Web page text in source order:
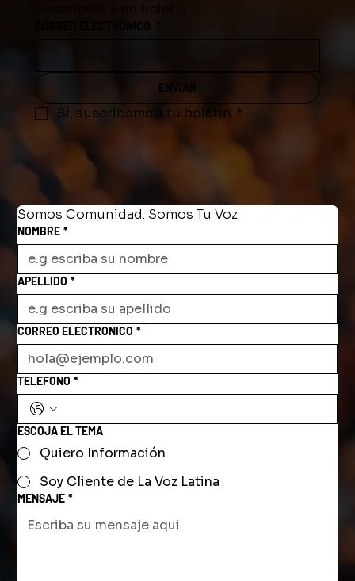
Suscríbete a mi boletín
CORREO ELECTRONICO
ENVIAR
Sí, suscríbeme a tu boletín. *
Somos Comunidad. Somos Tu Voz.
NOMBRE *
APELLIDO *
CORREO ELECTRONICO *
TELEFONO *
ESCOJA EL TEMA
Quiero Información
Soy Cliente de La Voz Latina
MENSAJE *